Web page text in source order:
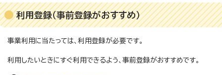
利用登録（事前登録がおすすめ）
事業利用に当たっては、利用登録が必要です。
利用したいときにすぐ利用できるよう、事前登録がおすすめです。